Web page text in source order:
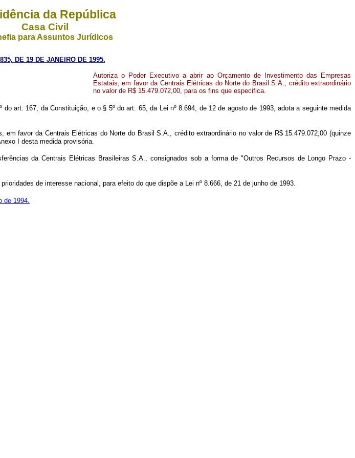
da República
Casa Civil
para Assuntos Jurídicos
DE 19 DE JANEIRO DE 1995.
Autoriza o Poder Executivo a abrir ao Orçamento de Investimento das Empresas
Estatais, em favor da Centrais Elétricas do Norte do Brasil S.A., crédito extraordinário
no valor de R$ 15.479.072,00, para os fins que especifica.
art. 167, da Constituição, e o § 5º do art. 65, da Lei nº 8.694, de 12 de agosto de 1993, adota a seguinte medida
favor da Centrais Elétricas do Norte do Brasil S.A., crédito extraordinário no valor de R$ 15.479.072,00 (quinze
I desta medida provisória.
da Centrais Elétricas Brasileiras S.A., consignados sob a forma de "Outros Recursos de Longo Prazo -
de interesse nacional, para efeito do que dispõe a Lei nº 8.666, de 21 de junho de 1993.
de 1994.